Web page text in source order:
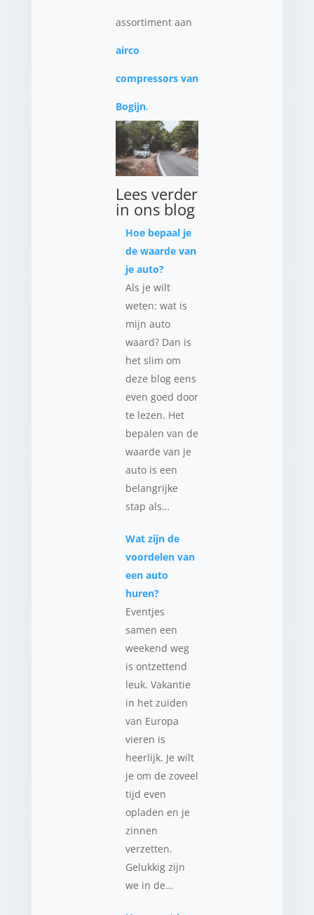
assortiment aan
airco
compressors van
Bogijn.
Lees verder
in ons blog
Hoe bepaal je
de waarde van
je auto?
Als je wilt
weten: wat is
mijn auto
waard? Dan is
het slim om
deze blog eens
even goed door
te lezen. Het
bepalen van de
waarde van je
auto is een
belangrijke
stap als…
Wat zijn de
voordelen van
een auto
huren?
Eventjes
samen een
weekend weg
is ontzettend
leuk. Vakantie
in het zuiden
van Europa
vieren is
heerlijk. Je wilt
je om de zoveel
tijd even
opladen en je
zinnen
verzetten.
Gelukkig zijn
we in de…